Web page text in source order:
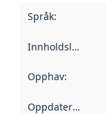
Språk:
Innholdsleverandører
Opphav:
Oppdateringsfrekvens